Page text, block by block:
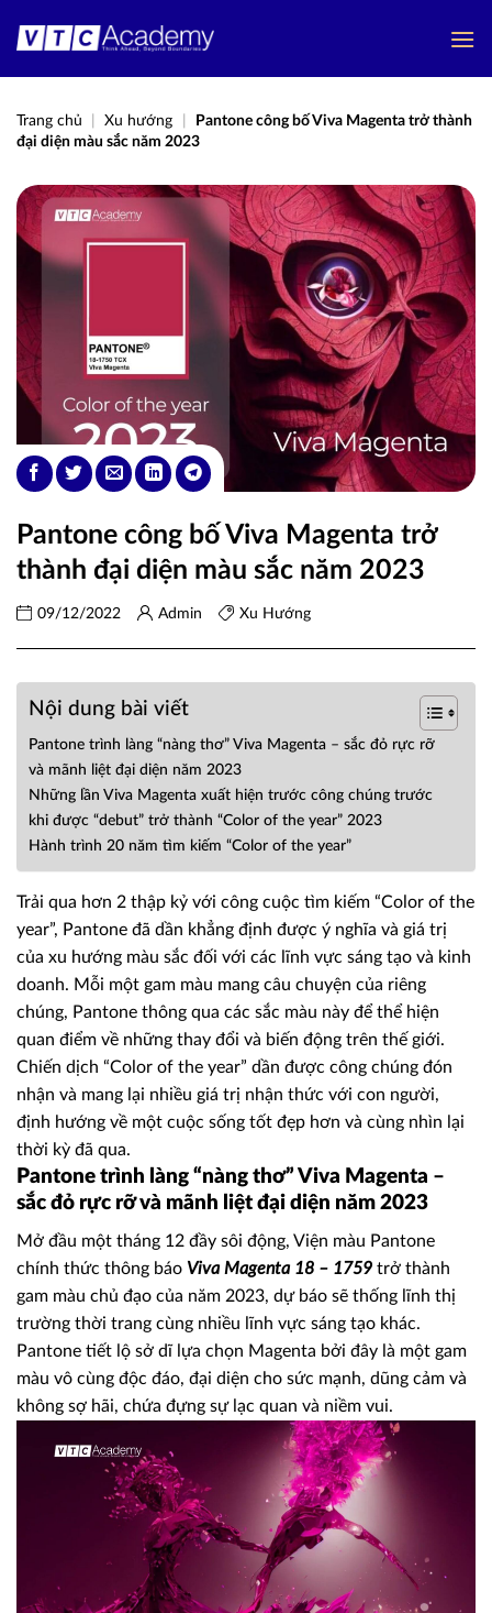
qua
Trang chủ Xu hướng
Pantone công bố Viva Magenta trở thành
đại diện màu sắc năm 2023
Pantone công bố Viva Magenta trở
thành đại diện màu sắc năm 2023
09/12/2022 Admin Xu Hướng
Nội dung bài viết
Pantone trình làng “nàng thơ” Viva Magenta – sắc đỏ rực rỡ
và mãnh liệt đại diện năm 2023
Những lần Viva Magenta xuất hiện trước công chúng trước
khi được “debut” trở thành “Color of the year” 2023
Hành trình 20 năm tìm kiếm “Color of the year”
Trải qua hơn 2 thập kỷ với công cuộc tìm kiếm “Color of the
year”, Pantone đã dần khẳng định được ý nghĩa và giá trị
của xu hướng màu sắc đối với các lĩnh vực sáng tạo và kinh
doanh. Mỗi một gam màu mang câu chuyện của riêng
chúng, Pantone thông qua các sắc màu này để thể hiện
quan điểm về những thay đổi và biến động trên thế giới.
Chiến dịch “Color of the year” dần được công chúng đón
nhận và mang lại nhiều giá trị nhận thức với con người,
định hướng về một cuộc sống tốt đẹp hơn và cùng nhìn lại
thời kỳ đã qua.
Pantone trình làng “nàng thơ” Viva Magenta –
sắc đỏ rực rỡ và mãnh liệt đại diện năm 2023
Mở đầu một tháng 12 đầy sôi động, Viện màu Pantone
chính thức thông báo Viva Magenta 18 – 1759 trở thành
gam màu chủ đạo của năm 2023, dự báo sẽ thống lĩnh thị
trường thời trang cùng nhiều lĩnh vực sáng tạo khác.
Pantone tiết lộ sở dĩ lựa chọn Magenta bởi đây là một gam
màu vô cùng độc đáo, đại diện cho sức mạnh, dũng cảm và
không sợ hãi, chứa đựng sự lạc quan và niềm vui.